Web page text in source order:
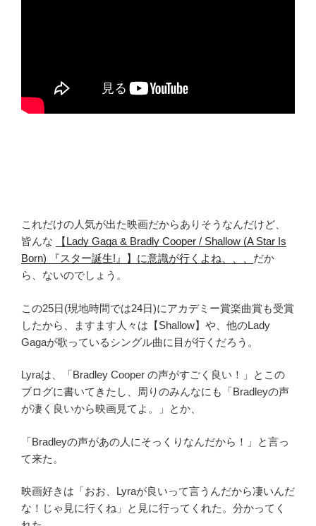
これだけの人気が出た映画だからありそうなんだけど、
皆んな
【Lady Gaga & Bradly Cooper / Shallow (A Star Is
Born) 『スター誕生!』】に意識が行くよね、、、 だか
ら、ないのでしょう。
この25日(現地時間では24日)にアカデミー賞楽曲賞も受賞
したから、ますます人々は【Shallow】や、他のLady
Gagaが歌っているシングル曲に目が行くだろう。
Lyraは、「Bradley Cooper の声がすごく良い！」とこの
ブログに書いてきたし、周りのみんなにも「Bradleyの声
が凄く良いから映画見てよ。」とか、
「Bradleyの声があの人にそっくりなんだから！」と言っ
て来た。
映画好きは「おお、Lyraが良いって言うんだから凄いんだ
な！じゃ見に行くね」と見に行ってくれた。分かってく